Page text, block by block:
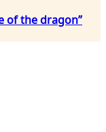
of the dragon”